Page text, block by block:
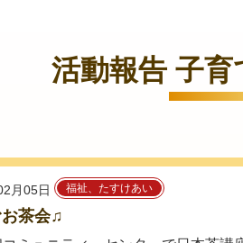
活動報告 子
月05日 福祉、たすけあい
茶会♫